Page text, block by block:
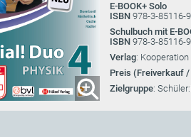
E-BOOK+ Solo
ISBN 978-3-85116-
Schulbuch mit E-
ISBN 978-3-85116-
Verlag: Kooperation
Preis (Freiverkauf
Zielgruppe: